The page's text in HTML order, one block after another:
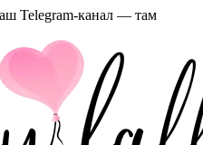
Telegram-канал — там